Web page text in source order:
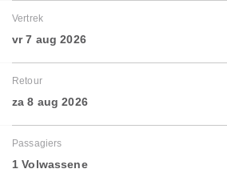
Vertrek
vr 7 aug 2026
Retour
za 8 aug 2026
Passagiers
1 Volwassene